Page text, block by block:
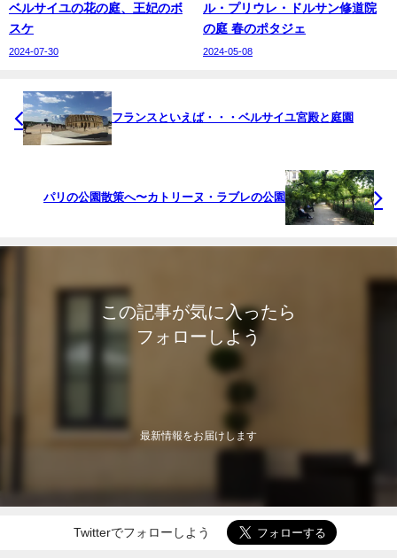
ベルサイユの花の庭、王妃のボ
スケ
2024-07-30
ル・プリウレ・ドルサン修道院
の庭 春のポタジェ
2024-05-08
フランスといえば・・・ベルサイユ宮殿と庭園
パリの公園散策へ〜カトリーヌ・ラブレの公園
この記事が気に入ったら
フォローしよう
最新情報をお届けします
Twitterでフォローしよう